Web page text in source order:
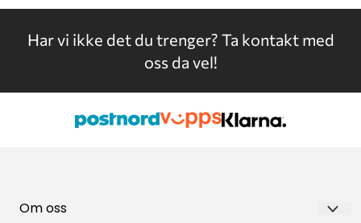
Har vi ikke det du trenger? Ta kontakt med
oss da vel!
Om oss